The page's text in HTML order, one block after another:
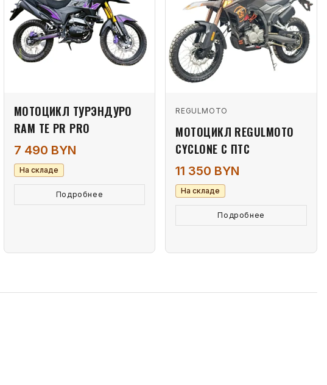
МОТОЦИКЛ ТУРЭНДУРО
RAM TE PR PRO
7 490 BYN
На складе
Подробнее
REGULMOTO
МОТОЦИКЛ REGULMOTO
CYCLONE С ПТС
11 350 BYN
На складе
Подробнее